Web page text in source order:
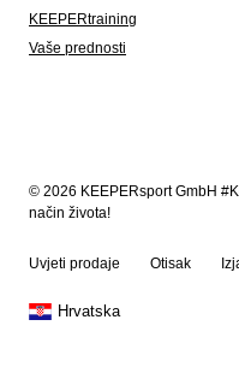
KEEPERtraining
Vaše prednosti
© 2026 KEEPERsport GmbH
način života!
Uvjeti prodaje Otisak
Hrvatska